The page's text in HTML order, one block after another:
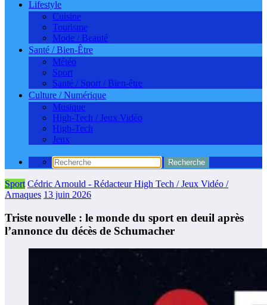
Lifestyle
Cuisine
Tourisme
Mode / Beauté
Santé / Bien-Être
Météo
Sport
Santé / Sport / Bien-être
Culture / Numérique
Musique
High-Tech / Jeux Vidéo
High-Tech
Jeux
Sport Cédric Arnould - Rédacteur High Tech / Jeux Vidéo /
Arnaques 13 juin 2026
Triste nouvelle : le monde du sport en deuil après
l’annonce du décès de Schumacher